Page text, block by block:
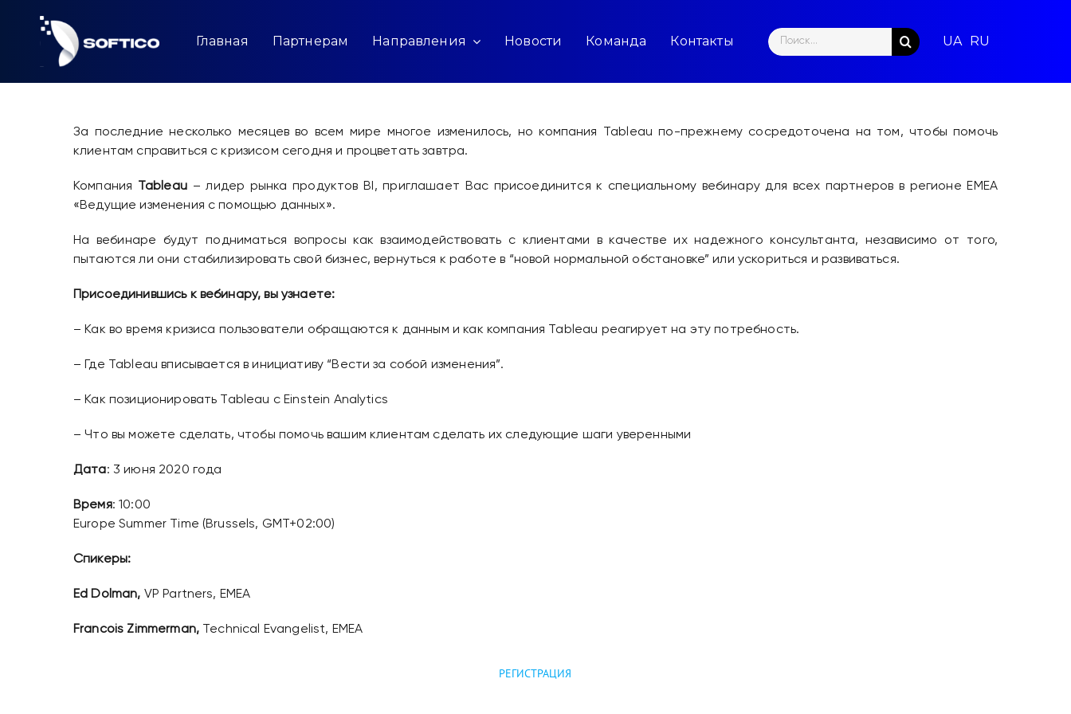
content
Главная Партнерам Направления Новости Команда Контакты
Search
for:
За последние несколько месяцев во всем мире многое изменилось, но компания Tableau по-прежнему сосредоточена на том, чтобы помочь
клиентам справиться с кризисом сегодня и процветать завтра.
Компания Tableau – лидер рынка продуктов BI, приглашает Вас присоединится к специальному вебинару для всех партнеров в регионе EMEA
«Ведущие изменения с помощью данных».
На вебинаре будут подниматься вопросы как взаимодействовать с клиентами в качестве их надежного консультанта, независимо от того,
пытаются ли они стабилизировать свой бизнес, вернуться к работе в “новой нормальной обстановке” или ускориться и развиваться.
Присоединившись к вебинару, вы узнаете:
– Как во время кризиса пользователи обращаются к данным и как компания Tableau реагирует на эту потребность.
– Где Tableau вписывается в инициативу “Вести за собой изменения”.
– Как позиционировать Tableau с Einstein Analytics
– Что вы можете сделать, чтобы помочь вашим клиентам сделать их следующие шаги уверенными
Дата: 3 июня 2020 года
Время: 10:00
Europe Summer Time (Brussels, GMT+02:00)
Спикеры:
Ed Dolman, VP Partners, EMEA
Francois Zimmerman, Technical Evangelist, EMEA
РЕГИСТРАЦИЯ